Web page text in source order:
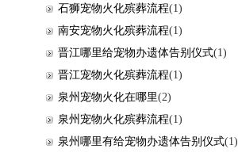
石狮宠物火化殡葬流程(1)
南安宠物火化殡葬流程(1)
晋江哪里给宠物办遗体告别仪式(1)
晋江宠物火化殡葬流程(1)
泉州宠物火化在哪里(2)
泉州宠物火化殡葬流程(1)
泉州哪里有给宠物办遗体告别仪式(1)